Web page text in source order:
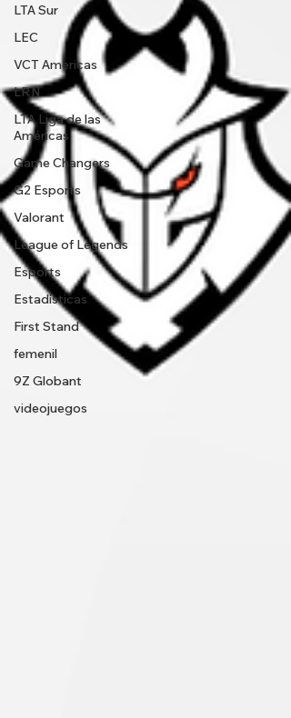
LTA Sur
LEC
VCT Americas
LRN
LTA Liga de las
Américas
Game Changers
G2 Esports
Valorant
League of Legends
Esports
Estadísticas
First Stand
femenil
9Z Globant
videojuegos